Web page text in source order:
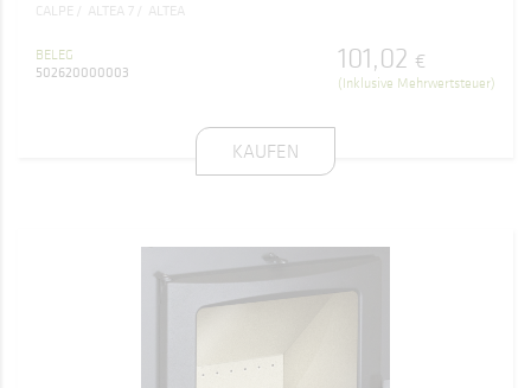
CALPE ALTEA 7 ALTEA
BELEG
502620000003
101,02 €
(Inklusive Mehrwertsteuer)
KAUFEN